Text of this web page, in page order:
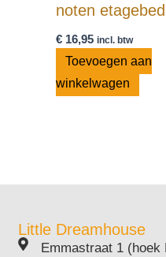
noten etagebed
€ 16,95 incl. btw
Toevoegen aan
winkelwagen
Little Dreamhouse
Emmastraat 1 (hoek